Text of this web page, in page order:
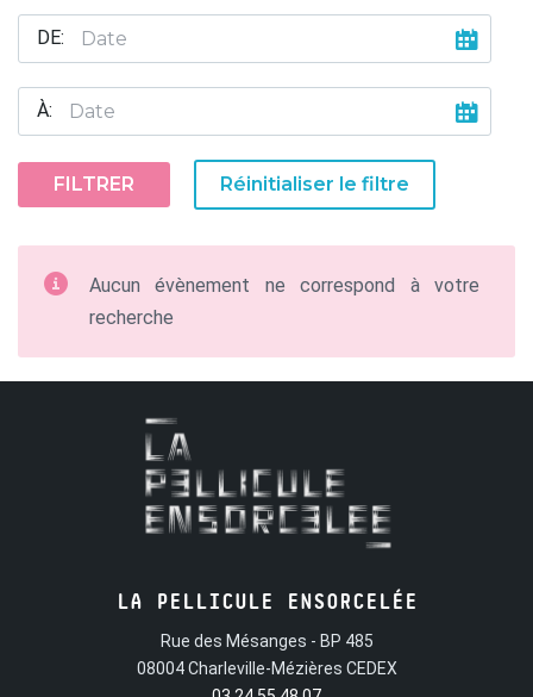
DE:
À:
FILTRER Réinitialiser le filtre
Aucun évènement ne correspond à votre
recherche
LA PELLICULE ENSORCELÉE
Rue des Mésanges - BP 485
08004 Charleville-Mézières CEDEX